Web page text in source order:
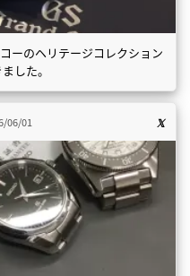
ーのヘリテージコレクション
した。
06/01